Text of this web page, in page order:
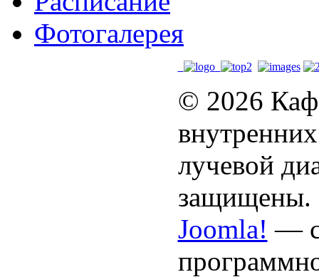
Фотогалерея
© 2026
лучевой
защищены.
Joomla! —